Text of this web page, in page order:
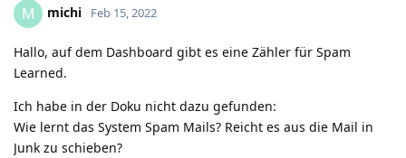
M michi Feb 15, 2022
Hallo, auf dem Dashboard gibt es eine Zähler für Spam
Learned.
Ich habe in der Doku nicht dazu gefunden:
Wie lernt das System Spam Mails? Reicht es aus die Mail in
Junk zu schieben?